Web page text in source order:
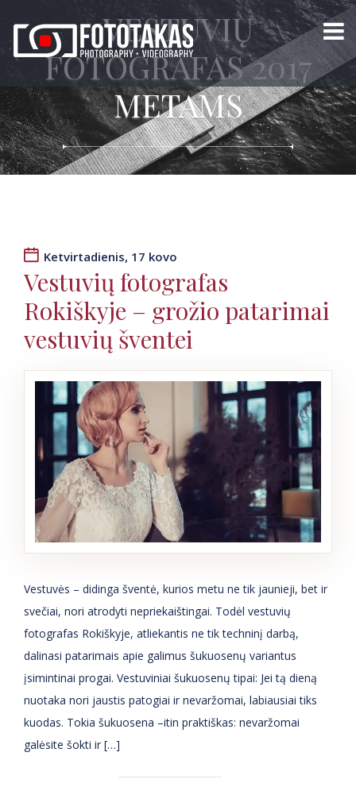
VESTUVIŲ
FOTOGRAFAS 2017
METAMS
Ketvirtadienis, 17 kovo
Vestuvių fotografas
Rokiškyje – grožio patarimai
vestuvių šventei
Vestuvės – didinga šventė, kurios metu ne tik jaunieji, bet ir
svečiai, nori atrodyti nepriekaištingai. Todėl vestuvių
fotografas Rokiškyje, atliekantis ne tik techninį darbą,
dalinasi patarimais apie galimus šukuosenų variantus
įsimintinai progai. Vestuviniai šukuosenų tipai: Jei tą dieną
nuotaka nori jaustis patogiai ir nevaržomai, labiausiai tiks
kuodas. Tokia šukuosena –itin praktiškas: nevaržomai
galėsite šokti ir […]